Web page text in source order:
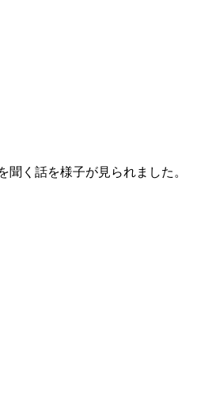
く話を様子が見られました。